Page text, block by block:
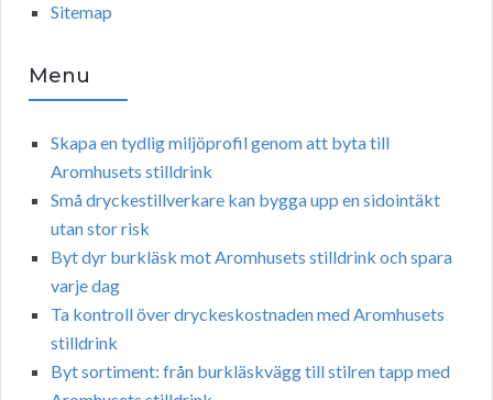
Sitemap
Menu
Skapa en tydlig miljöprofil genom att byta till
Aromhusets stilldrink
Små dryckestillverkare kan bygga upp en sidointäkt
utan stor risk
Byt dyr burkläsk mot Aromhusets stilldrink och spara
varje dag
Ta kontroll över dryckeskostnaden med Aromhusets
stilldrink
Byt sortiment: från burkläskvägg till stilren tapp med